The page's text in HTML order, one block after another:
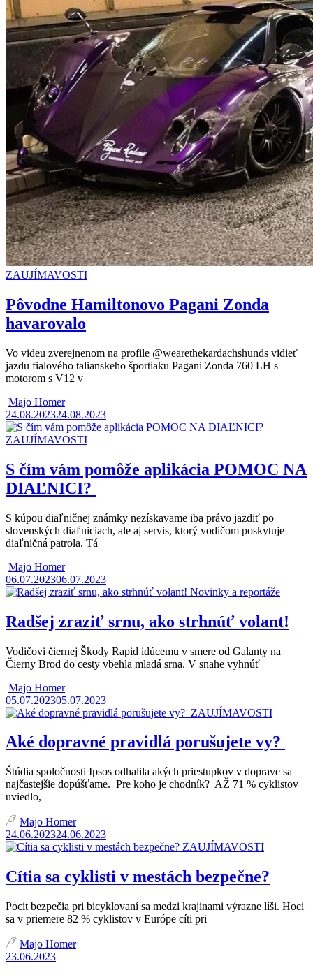
ZAUJÍMAVOSTI
Pôvodne Hamiltonovo Pagani Zonda
havarovalo
Vo videu zverejnenom na profile @wearethekardachshunds vidieť
jazdu fialového talianskeho športiaku Pagani Zonda 760 LH s
motorom s V12 v
Majo Homer
24.08.202324.08.2023
ZAUJÍMAVOSTI
S čím vám pomôže aplikácia POMOC NA
DIAĽNICI?
S kúpou diaľničnej známky nezískavame iba právo jazdiť po
slovenských diaľniciach, ale aj servis, ktorý vodičom poskytuje
diaľničná patrola. Tá
Majo Homer
06.07.202306.07.2023
Novinky a reportáže
Radšej zraziť srnu, ako strhnúť volant!
Vodičovi čiernej Škody Rapid idúcemu v smere od Galanty na
Čierny Brod do cesty vbehla mladá srna. V snahe vyhnúť
Majo Homer
05.07.202305.07.2023
ZAUJÍMAVOSTI
Aké dopravné pravidlá porušujete vy?
Štúdia spoločnosti Ipsos odhalila akých priestupkov v doprave sa
najčastejšie dopúšťame. Pre koho je chodník? AŽ 71 % cyklistov
uviedlo,
Majo Homer
24.06.202324.06.2023
ZAUJÍMAVOSTI
Cítia sa cyklisti v mestách bezpečne?
Pocit bezpečia pri bicyklovaní sa medzi krajinami výrazne líši. Hoci
sa v priemere 82 % cyklistov v Európe cíti pri
Majo Homer
23.06.2023